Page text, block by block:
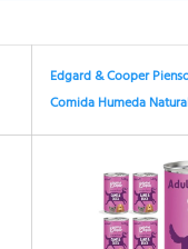
Edgard & Cooper
Comida Humeda